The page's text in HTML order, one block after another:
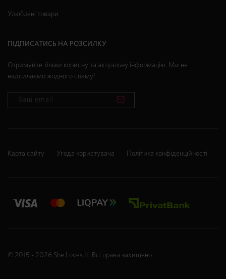
Улюблені товари
ПІДПИСАТИСЬ НА РОЗСИЛКУ
Отримуйте тільки корисну та актуальну інформацію. Ми не
надсилаємо жодного спаму!
© 2015 - 2026 She Loves It . Всі права захищено
Карта сайту Угода користувача Політика конфіденційності